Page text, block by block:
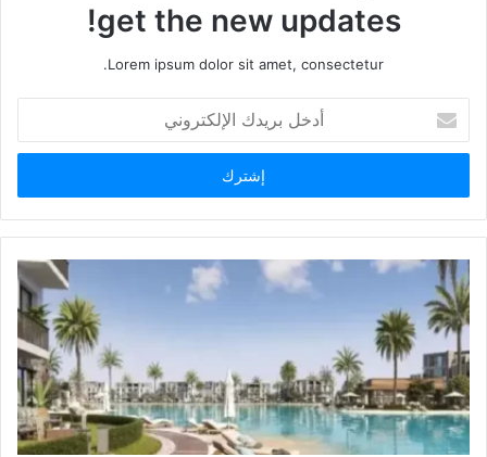
get the new updates!
Lorem ipsum dolor sit amet, consectetur.
بريدك
الإلكتروني